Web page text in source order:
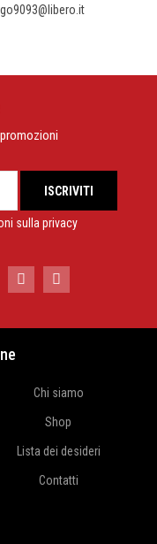
sulla privacy
Chi siamo
Shop
Lista dei desideri
Contatti